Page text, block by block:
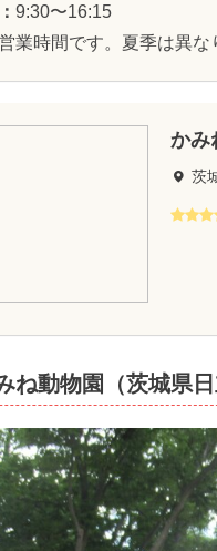
9:30〜16:15
業時間です。夏季は異な
かみ
茨
ね動物園（茨城県日